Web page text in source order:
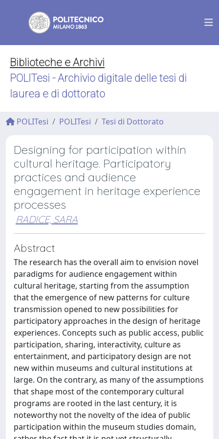
Biblioteche e Archivi
POLITesi - Archivio digitale delle tesi di
laurea e di dottorato
POLITesi POLITesi Tesi di Dottorato
Designing for participation within
cultural heritage. Participatory
practices and audience
engagement in heritage experience
processes
RADICE, SARA
Abstract
The research has the overall aim to envision novel
paradigms for audience engagement within
cultural heritage, starting from the assumption
that the emergence of new patterns for culture
transmission opened to new possibilities for
participatory approaches in the design of heritage
experiences. Concepts such as public access, public
participation, sharing, interactivity, culture as
entertainment, and participatory design are not
new within museums and cultural institutions at
large. On the contrary, as many of the assumptions
that shape most of the contemporary cultural
programs are rooted in the last century, it is
noteworthy not the novelty of the idea of public
participation within the museum studies domain,